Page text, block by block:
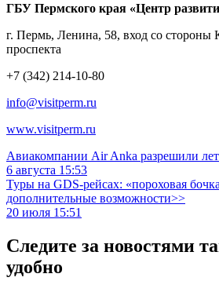
ГБУ Пермского края «Центр
г. Пермь, Ленина, 58, вход со стороны
проспекта
+7 (342) 214-10-80
info@visitperm.ru
www.visitperm.ru
Авиакомпании Air Anka разрешили
6 августа 15:53
Туры на GDS-рейсах: «пороховая
дополнительные возможности>>
20 июля 15:51
Следите за новостями
удобно